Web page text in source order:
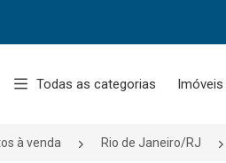
Todas as categorias
à venda Rio de Janeiro/RJ